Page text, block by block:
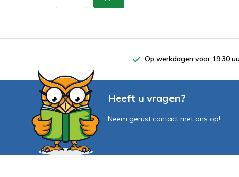
Op werkdagen voor 19:30
Heeft u vragen?
Neem gerust contact met ons op!